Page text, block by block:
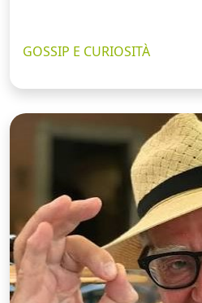
GOSSIP E CURIOSITÀ